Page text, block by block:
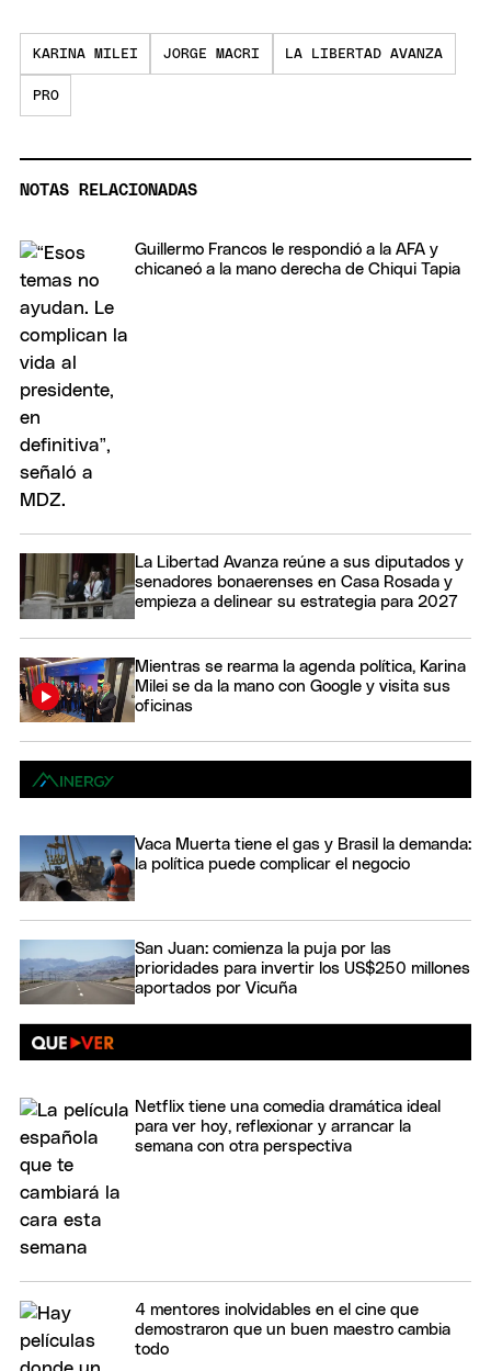
KARINA MILEI JORGE MACRI LA LIBERTAD AVANZA
PRO
NOTAS RELACIONADAS
Guillermo Francos le respondió a la AFA y
chicaneó a la mano derecha de Chiqui Tapia
La Libertad Avanza reúne a sus diputados y
senadores bonaerenses en Casa Rosada y
empieza a delinear su estrategia para 2027
Mientras se rearma la agenda política, Karina
Milei se da la mano con Google y visita sus
oficinas
Vaca Muerta tiene el gas y Brasil la demanda:
la política puede complicar el negocio
San Juan: comienza la puja por las
prioridades para invertir los US$250 millones
aportados por Vicuña
Netflix tiene una comedia dramática ideal
para ver hoy, reflexionar y arrancar la
semana con otra perspectiva
4 mentores inolvidables en el cine que
demostraron que un buen maestro cambia
todo